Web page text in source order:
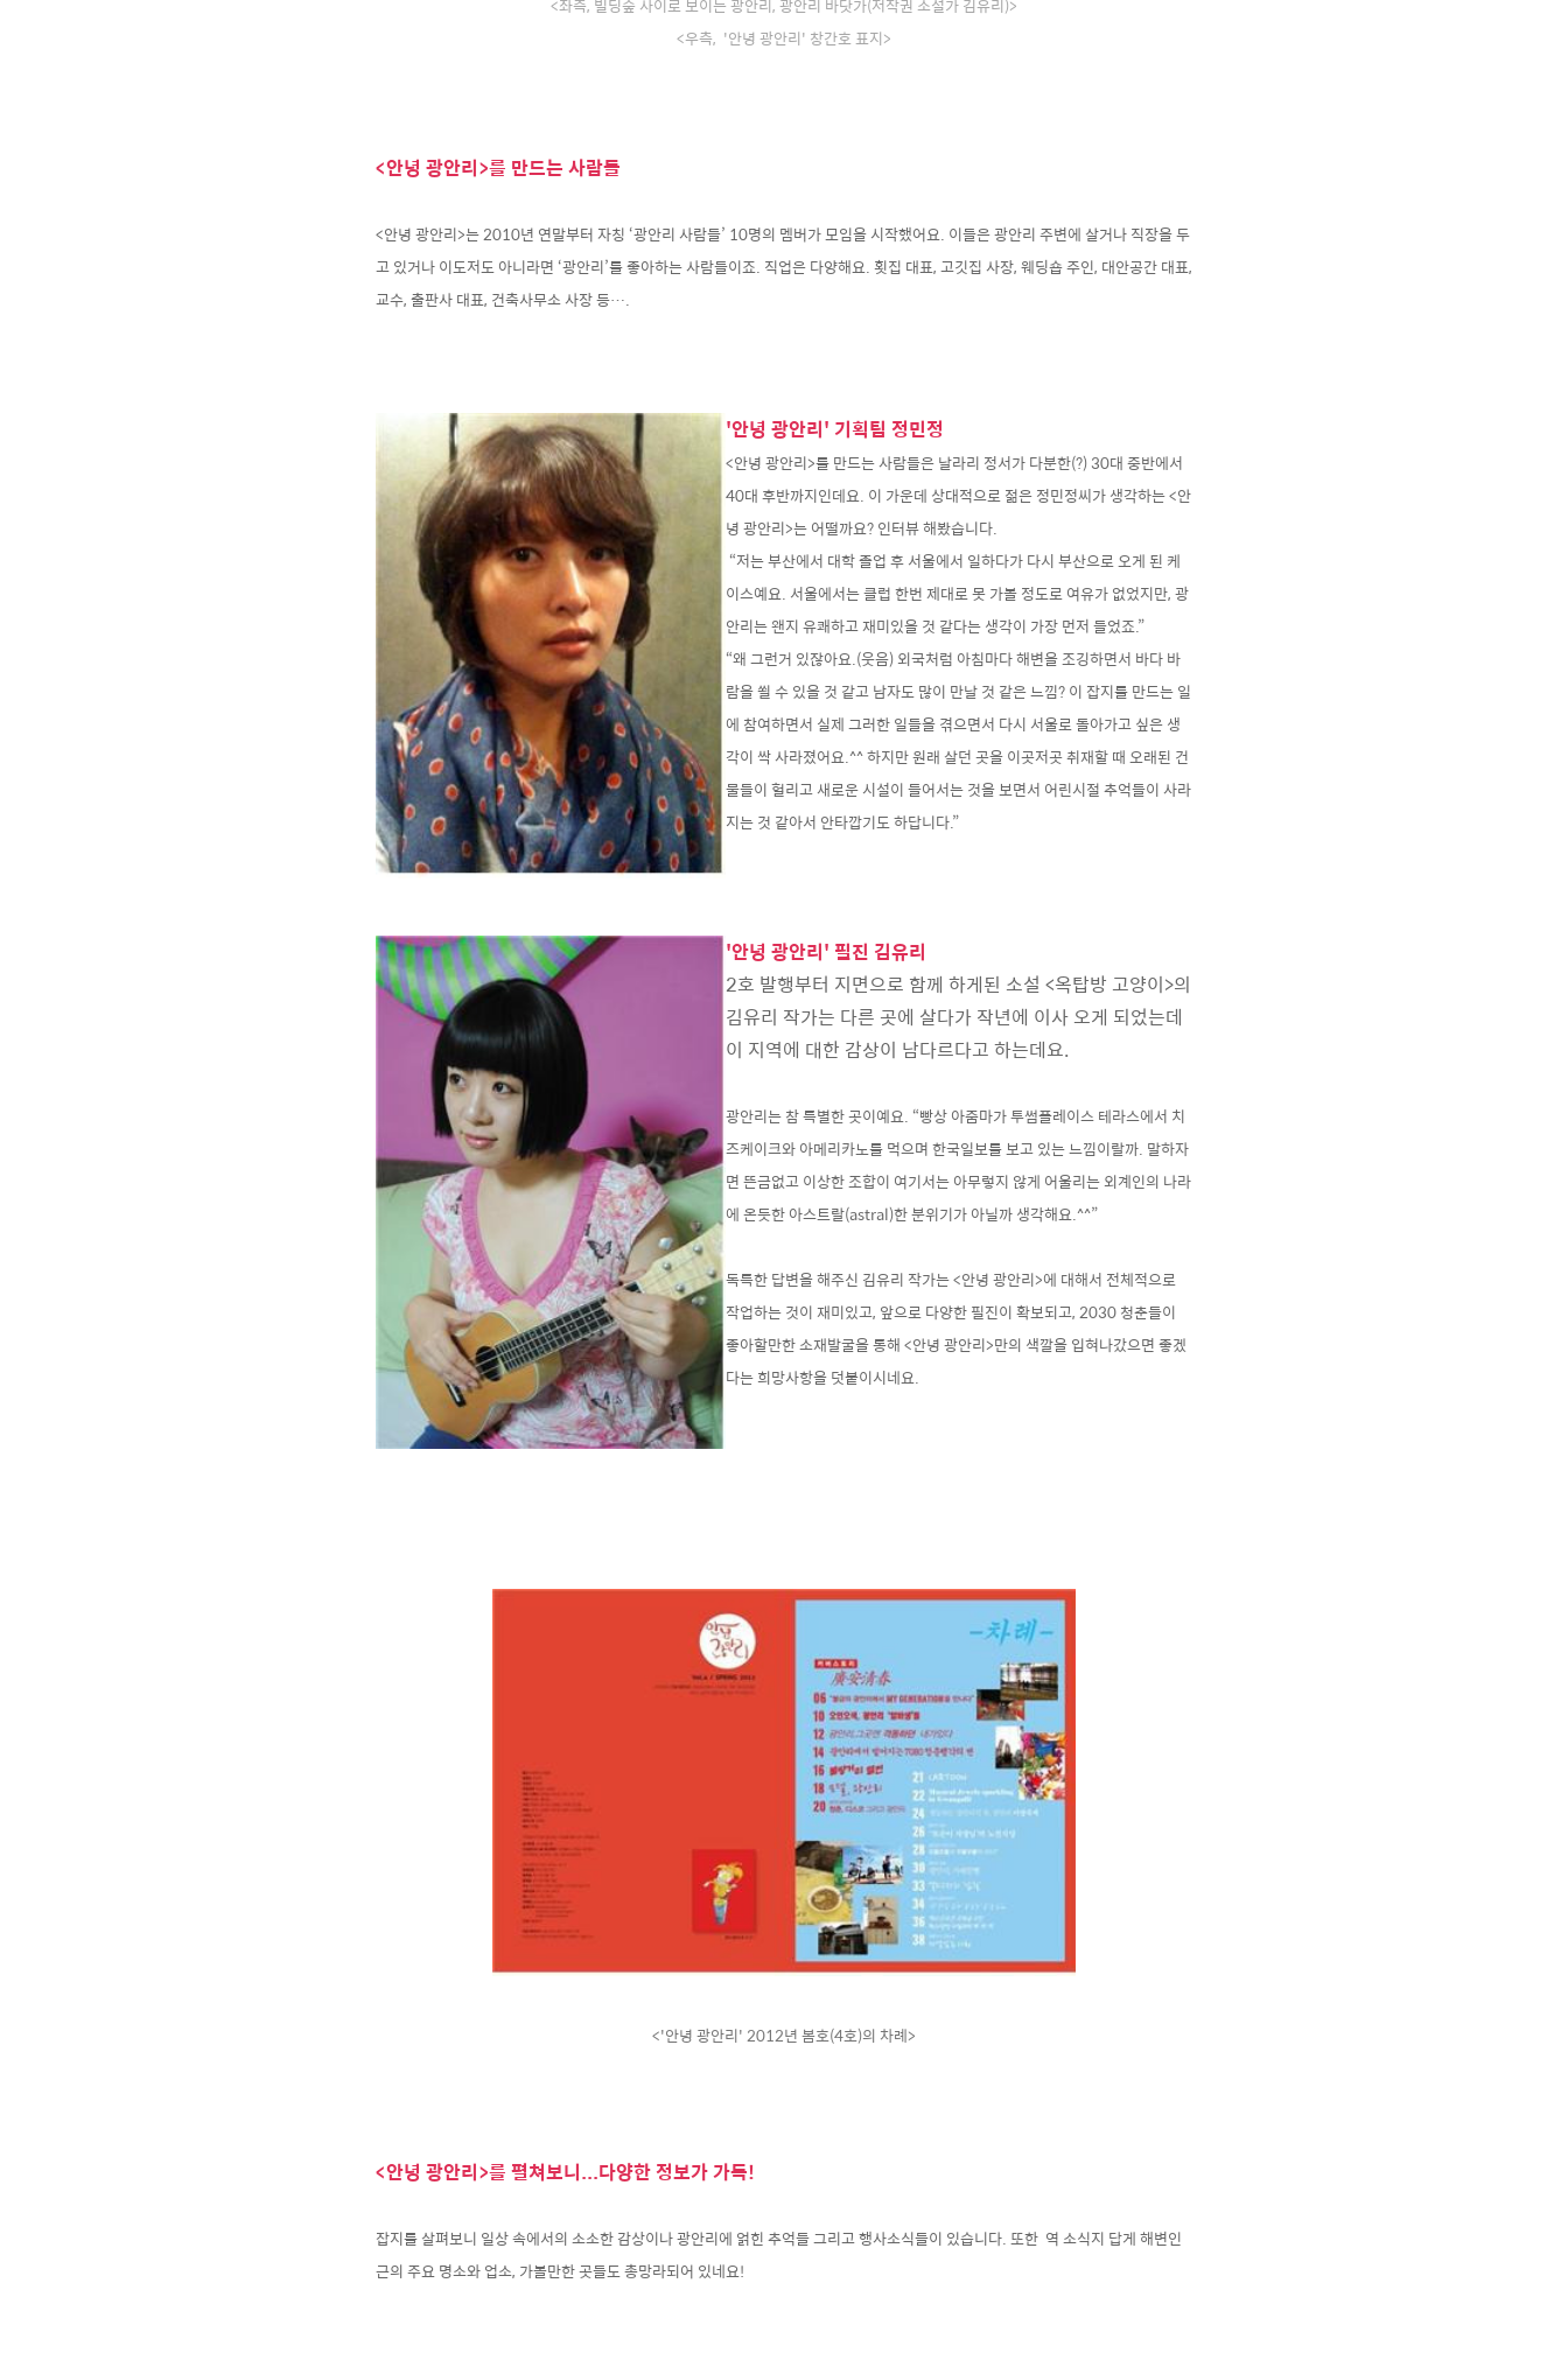
<좌측, 빌딩숲 사이로 보이는 광안리, 광안리 바닷가(저작권 소설가 김유리)>
<우측, '안녕 광안리' 창간호 표지>
<안녕 광안리>를 만드는 사람들
<안녕 광안리>는 2010년 연말부터 자칭 ‘광안리 사람들’ 10명의 멤버가 모임을 시작했어요. 이들은 광안리 주변에 살거나 직장을 두
고 있거나 이도저도 아니라면 ‘광안리’를 좋아하는 사람들이죠. 직업은 다양해요. 횟집 대표, 고깃집 사장, 웨딩숍 주인, 대안공간 대표,
교수, 출판사 대표, 건축사무소 사장 등….
'안녕 광안리' 기획팀 정민정
<안녕 광안리>를 만드는 사람들은 날라리 정서가 다분한(?) 30대 중반에서
40대 후반까지인데요. 이 가운데 상대적으로 젊은 정민정씨가 생각하는 <안
녕 광안리>는 어떨까요? 인터뷰 해봤습니다.
“저는 부산에서 대학 졸업 후 서울에서 일하다가 다시 부산으로 오게 된 케
이스예요. 서울에서는 클럽 한번 제대로 못 가볼 정도로 여유가 없었지만, 광
안리는 왠지 유쾌하고 재미있을 것 같다는 생각이 가장 먼저 들었죠.”
“왜 그런거 있잖아요.(웃음) 외국처럼 아침마다 해변을 조깅하면서 바다 바
람을 쐴 수 있을 것 같고 남자도 많이 만날 것 같은 느낌? 이 잡지를 만드는 일
에 참여하면서 실제 그러한 일들을 겪으면서 다시 서울로 돌아가고 싶은 생
각이 싹 사라졌어요.^^ 하지만 원래 살던 곳을 이곳저곳 취재할 때 오래된 건
물들이 헐리고 새로운 시설이 들어서는 것을 보면서 어린시절 추억들이 사라
지는 것 같아서 안타깝기도 하답니다.”
'안녕 광안리' 필진 김유리
2호 발행부터 지면으로 함께 하게된 소설 <옥탑방 고양이>의
김유리 작가는 다른 곳에 살다가 작년에 이사 오게 되었는데
이 지역에 대한 감상이 남다르다고 하는데요.
광안리는 참 특별한 곳이예요. “빵상 아줌마가 투썸플레이스 테라스에서 치
즈케이크와 아메리카노를 먹으며 한국일보를 보고 있는 느낌이랄까. 말하자
면 뜬금없고 이상한 조합이 여기서는 아무렇지 않게 어울리는 외계인의 나라
에 온듯한 아스트랄(astral)한 분위기가 아닐까 생각해요.^^”
독특한 답변을 해주신 김유리 작가는 <안녕 광안리>에 대해서 전체적으로
작업하는 것이 재미있고, 앞으로 다양한 필진이 확보되고, 2030 청춘들이
좋아할만한 소재발굴을 통해 <안녕 광안리>만의 색깔을 입혀나갔으면 좋겠
다는 희망사항을 덧붙이시네요.
<'안녕 광안리' 2012년 봄호(4호)의 차례>
<안녕 광안리>를 펼쳐보니...다양한 정보가 가득!
잡지를 살펴보니 일상 속에서의 소소한 감상이나 광안리에 얽힌 추억들 그리고 행사소식들이 있습니다. 또한 역 소식지 답게 해변인
근의 주요 명소와 업소, 가볼만한 곳들도 총망라되어 있네요!